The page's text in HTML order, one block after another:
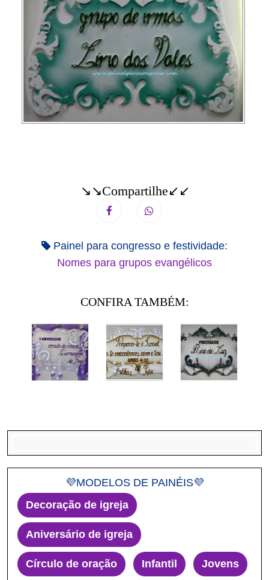
↘↘Compartilhe↙↙
Painel para congresso e festividade:
Nomes para grupos evangélicos
CONFIRA TAMBÉM:
💜MODELOS DE PAINÉIS💜
Decoração de igreja
Aniversário de igreja
Círculo de oração Infantil Jovens